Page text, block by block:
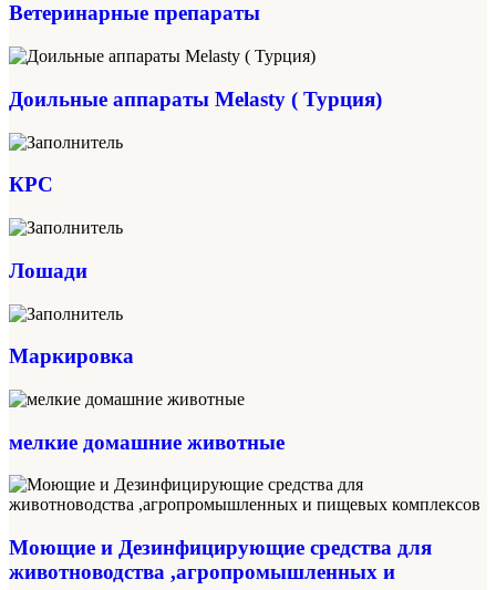
Ветеринарные препараты
Доильные аппараты Melasty ( Турция)
КРС
Лошади
Маркировка
мелкие домашние животные
Моющие и Дезинфицирующие средства для
животноводства ,агропромышленных и